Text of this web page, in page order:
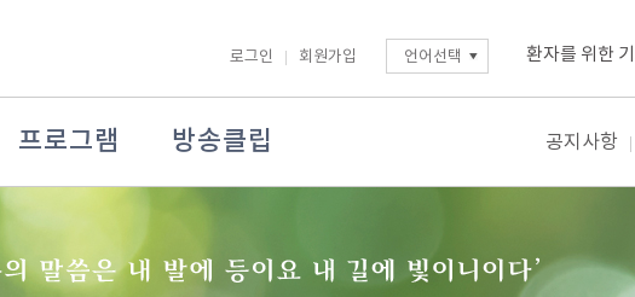
로그인 회원가입 언어선택 환자를 위한
프로그램 방송클립 공지사항